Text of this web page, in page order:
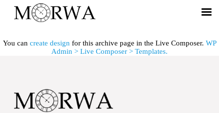
You can create design for this archive page in the Live Composer. WP
Admin > Live Composer > Templates.